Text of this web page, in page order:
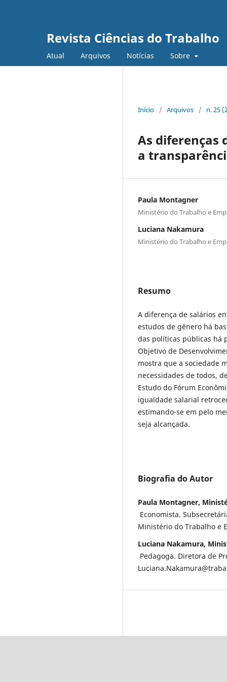
Revista Ciências do Trabalho
Atual Arquivos Notícias Sobre
Início / Arquivos / n. 25
As diferenças
a
Paula Montagner
Ministério do Trabalho e
Luciana Nakamura
Ministério do Trabalho e
Resumo
A diferença de salários
estudos de gênero há
das políticas públicas há
Objetivo de
mostra que a sociedade
necessidades de todos,
Estudo do Fórum
igualdade salarial
estimando-se em pelo
seja alcançada.
Biografia do Autor
Paula Montagner,
Economista.
Ministério do Trabalho e
Luciana Nakamura,
Pedagoga. Diretora de